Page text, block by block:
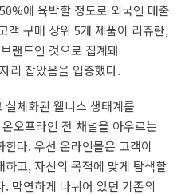
에 육박할 정도로 외국인 매출
객 구매 상위 5개 제품이 리쥬란,
랜드인 것으로 집계돼
리 잡았음을 입증했다.
체화된 웰니스 생태계를
오프라인 전 채널을 아우르는
다. 우선 온라인몰은 고객이
고, 자신의 목적에 맞게 탐색할
막연하게 나뉘어 있던 기존의